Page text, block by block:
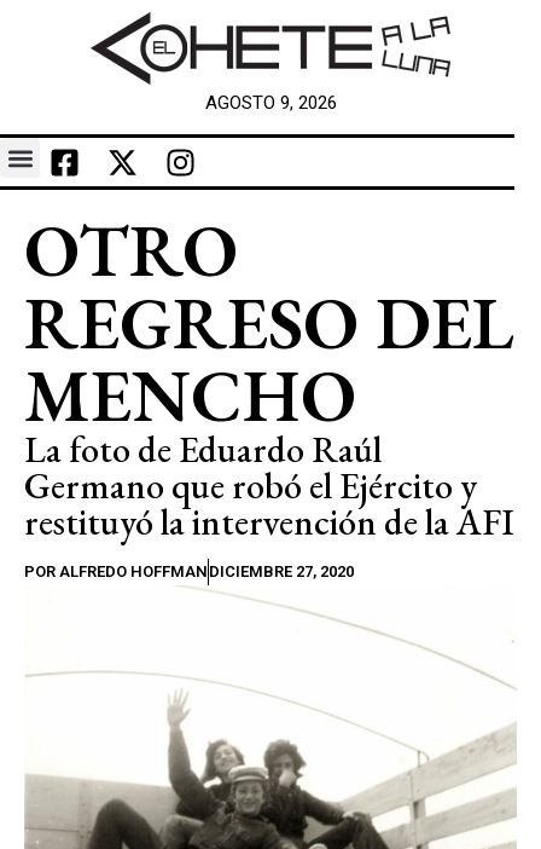
AGOSTO 9, 2026
OTRO
REGRESO DEL
MENCHO
La foto de Eduardo Raúl
Germano que robó el Ejército y
restituyó la intervención de la AFI
POR ALFREDO HOFFMAN DICIEMBRE 27, 2020